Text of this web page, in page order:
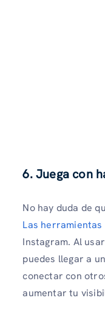
6. Juega con
No hay duda de
Las
Instagram. Al
puedes llegar a
conectar con
aumentar tu